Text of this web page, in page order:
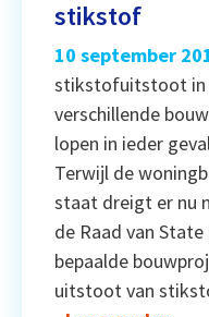
stikstof
10 september
stikstofuitstoot in
verschillende
lopen in ieder
Terwijl de
staat dreigt er nu
de Raad van
bepaalde
uitstoot van